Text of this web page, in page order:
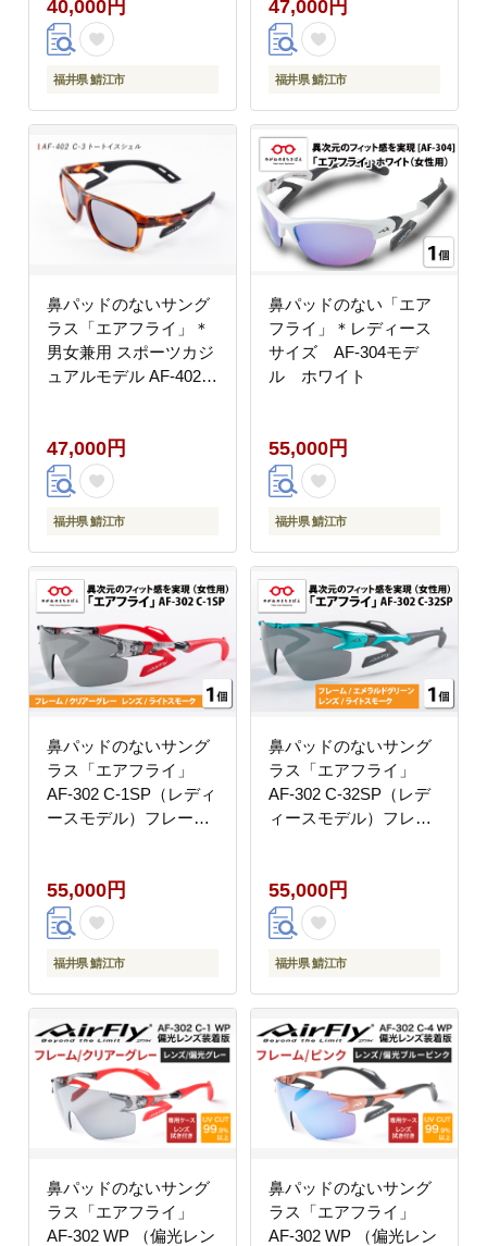
40,000円
福井県 鯖江市
47,000円
福井県 鯖江市
鼻パッドのないサング
ラス「エアフライ」＊
男女兼用 スポーツカジ
ュアルモデル AF-402
47,000円
福井県 鯖江市
鼻パッドのない「エア
フライ」＊レディース
サイズ AF-304モデ
ル ホワイト
55,000円
福井県 鯖江市
鼻パッドのないサング
ラス「エアフライ」
AF-302 C-1SP（レディ
ースモデル）フレーム
55,000円
福井県 鯖江市
鼻パッドのないサング
ラス「エアフライ」
AF-302 C-32SP（レデ
ィースモデル）フレー
モーク
55,000円
福井県 鯖江市
鼻パッドのないサング
ラス「エアフライ」
AF-302 WP （偏光レン
鼻パッドのないサング
ラス「エアフライ」
AF-302 WP （偏光レン